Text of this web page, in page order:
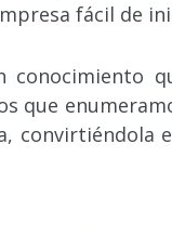
fácil de
conocimiento
que
convirtiéndola